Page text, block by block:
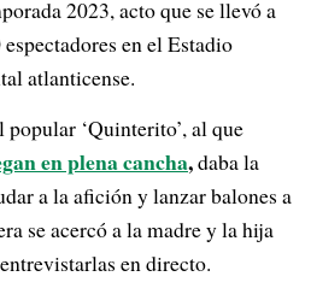
2023, acto que se llevó a
en el Estadio
atlanticense.
‘Quinterito’, al que
en plena cancha,daba la
a la afición y lanzar balones a
se acercó a la madre y la hija
en directo.